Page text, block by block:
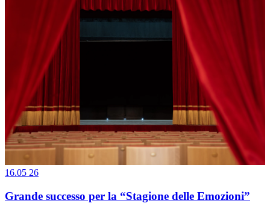
16.05 26
Grande successo per la “Stagione delle Emozioni”